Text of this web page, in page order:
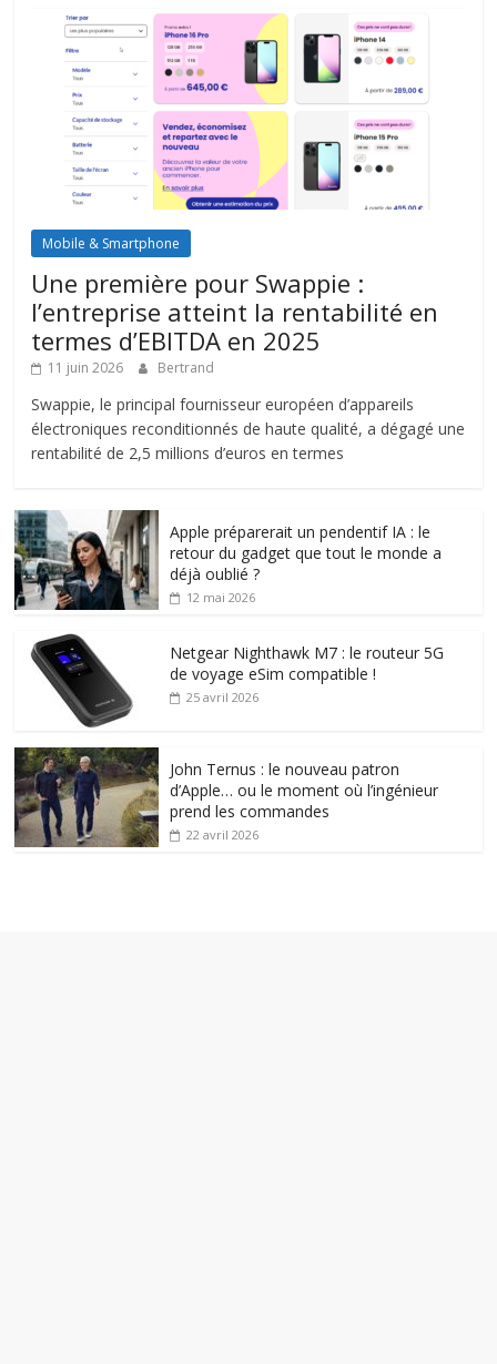
Mobile & Smartphone
Une première pour Swappie :
l’entreprise atteint la rentabilité en
termes d’EBITDA en 2025
11 juin 2026 Bertrand
Swappie, le principal fournisseur européen d’appareils
électroniques reconditionnés de haute qualité, a dégagé une
rentabilité de 2,5 millions d’euros en termes
Apple préparerait un pendentif IA : le
retour du gadget que tout le monde a
déjà oublié ?
12 mai 2026
Netgear Nighthawk M7 : le routeur 5G
de voyage eSim compatible !
25 avril 2026
John Ternus : le nouveau patron
d’Apple… ou le moment où l’ingénieur
prend les commandes
22 avril 2026